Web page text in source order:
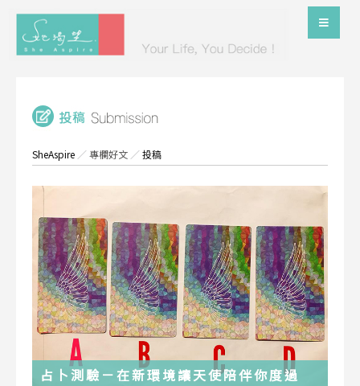
SheAspire ／專欄好文 ／投稿
占卜測驗－在新環境讓天使陪伴你度過